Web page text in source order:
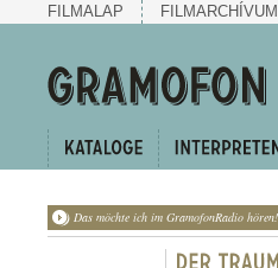
FILMALAP FILMARCHÍVUM
Das möchte ich im GramofonRadio hören!